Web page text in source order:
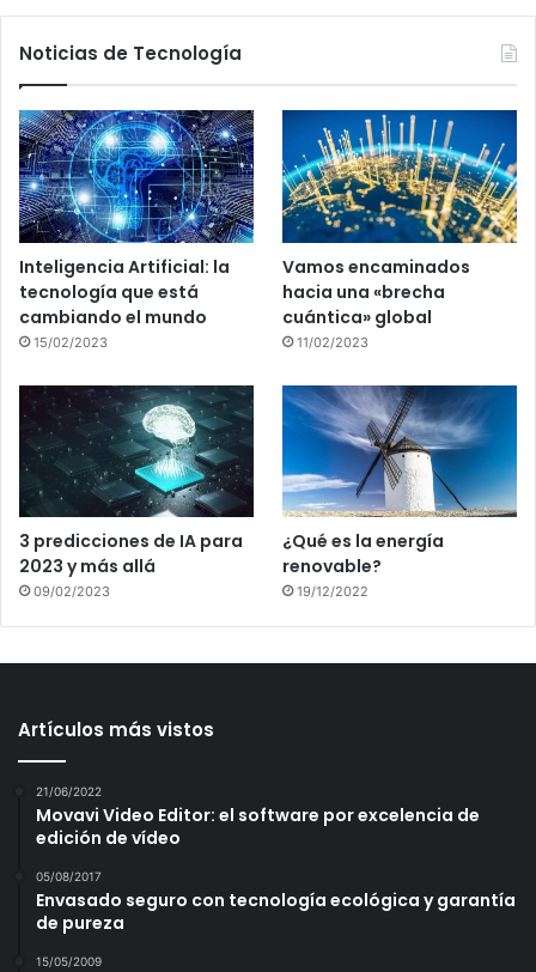
Noticias de Tecnología
Inteligencia Artificial: la
tecnología que está
cambiando el mundo
15/02/2023
Vamos encaminados
hacia una «brecha
cuántica» global
11/02/2023
3 predicciones de IA para
2023 y más allá
09/02/2023
¿Qué es la energía
renovable?
19/12/2022
Artículos más vistos
21/06/2022
Movavi Video Editor: el software por excelencia de
edición de vídeo
05/08/2017
Envasado seguro con tecnología ecológica y garantía
de pureza
15/05/2009